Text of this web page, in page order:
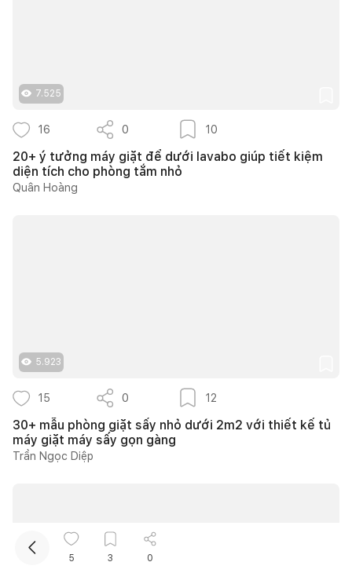
7.525
16 0 10
20+ ý tưởng máy giặt để dưới lavabo giúp tiết kiệm
diện tích cho phòng tắm nhỏ
Quân Hoàng
5.923
15 0 12
30+ mẫu phòng giặt sấy nhỏ dưới 2m2 với thiết kế tủ
máy giặt máy sấy gọn gàng
Trần Ngọc Diệp
5 3 0
Mua sắm hoàn thiện nhà